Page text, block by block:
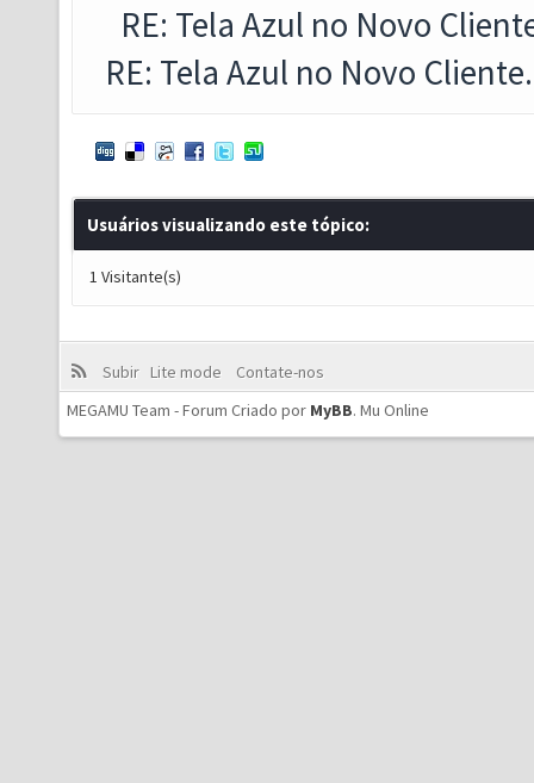
RE: Tela Azul no Novo
RE: Tela Azul no Novo Cliente.
Usuários visualizando este tópico:
1 Visitante(s)
Subir Lite mode
Contate-nos
MEGAMU Team - Forum Criado por MyBB. Mu Online